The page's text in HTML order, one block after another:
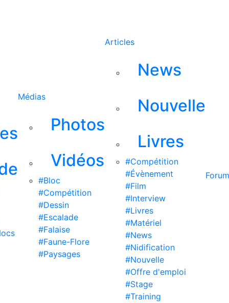
Médias
Photos
Vidéos
#Bloc
#Compétition
#Dessin
#Escalade
#Falaise
#Faune-Flore
#Paysages
Articles
News
Nouvelle
Livres
#Compétition
#Évènement
#Film
#Interview
#Livres
#Matériel
#News
#Nidification
#Nouvelle
#Offre d'emploi
#Stage
#Training
Forum